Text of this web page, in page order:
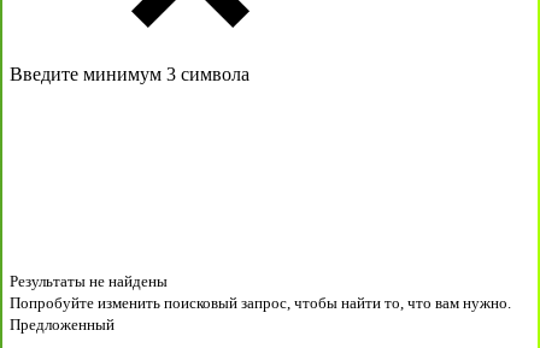
Введите минимум 3 символа
Результаты не найдены
Попробуйте изменить поисковый запрос, чтобы найти то, что вам нужно.
Предложенный